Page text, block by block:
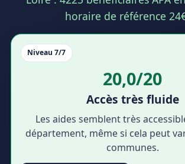
horaire de référence
Niveau 7/7
20,0/20
Accès très fluide
Les aides semblent très
département, même si cela peut
communes.